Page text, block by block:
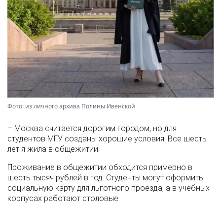
Фото: из личного архива Полины Ивенской
– Москва считается дорогим городом, но для
студентов МГУ созданы хорошие условия. Все шесть
лет я жила в общежитии.
Проживание в общежитии обходится примерно в
шесть тысяч рублей в год. Студенты могут оформить
социальную карту для льготного проезда, а в учебных
корпусах работают столовые.